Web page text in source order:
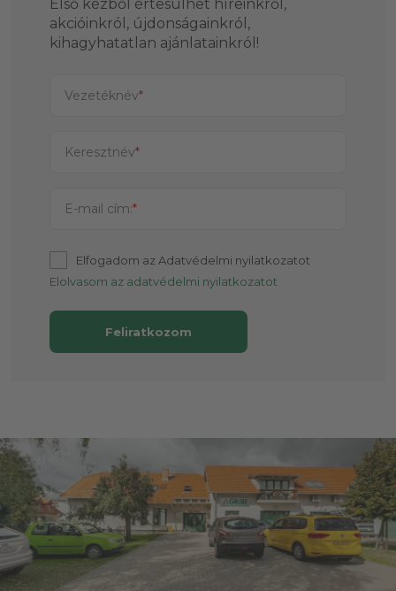
Első kézből értesülhet híreinkről,
akcióinkról, újdonságainkról,
kihagyhatatlan ajánlatainkról!
Vezetéknév*
Keresztnév*
E-mail cím:*
Elfogadom az Adatvédelmi nyilatkozatot
Elolvasom az adatvédelmi nyilatkozatot
Feliratkozom